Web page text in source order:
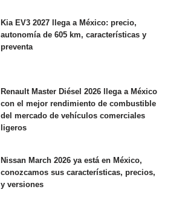
Kia EV3 2027 llega a México: precio,
autonomía de 605 km, características y
preventa
Renault Master Diésel 2026 llega a México
con el mejor rendimiento de combustible
del mercado de vehículos comerciales
ligeros
Nissan March 2026 ya está en México,
conozcamos sus características, precios,
y versiones